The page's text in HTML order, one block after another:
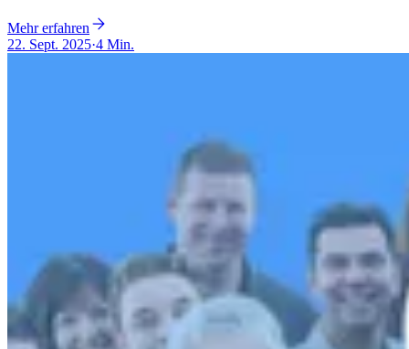
Mehr erfahren
22. Sept. 2025·4 Min.